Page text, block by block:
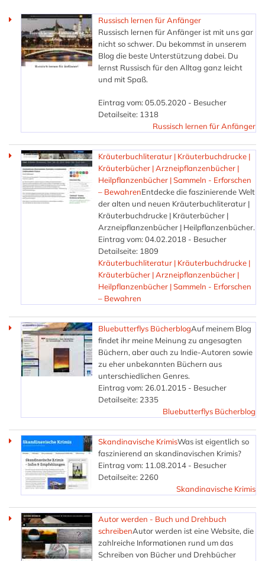
Russisch lernen für Anfänger
Russisch lernen für Anfänger ist mit uns gar
nicht so schwer. Du bekommst in unserem
Blog die beste Unterstützung dabei. Du
lernst Russisch für den Alltag ganz leicht
und mit Spaß.
Eintrag vom: 05.05.2020 - Besucher
Detailseite: 1318
Russisch lernen für Anfänger
Kräuterbuchliteratur | Kräuterbuchdrucke |
Kräuterbücher | Arzneipflanzenbücher |
Heilpflanzenbücher | Sammeln - Erforschen
– BewahrenEntdecke die faszinierende Welt
der alten und neuen Kräuterbuchliteratur |
Kräuterbuchdrucke | Kräuterbücher |
Arzneipflanzenbücher | Heilpflanzenbücher.
Eintrag vom: 04.02.2018 - Besucher
Detailseite: 1809
Kräuterbuchliteratur | Kräuterbuchdrucke |
Kräuterbücher | Arzneipflanzenbücher |
Heilpflanzenbücher | Sammeln - Erforschen
– Bewahren
Bluebutterflys BücherblogAuf meinem Blog
findet ihr meine Meinung zu angesagten
Büchern, aber auch zu Indie-Autoren sowie
zu eher unbekannten Büchern aus
unterschiedlichen Genres.
Eintrag vom: 26.01.2015 - Besucher
Detailseite: 2335
Bluebutterflys Bücherblog
Skandinavische KrimisWas ist eigentlich so
faszinierend an skandinavischen Krimis?
Eintrag vom: 11.08.2014 - Besucher
Detailseite: 2260
Skandinavische Krimis
Autor werden - Buch und Drehbuch
schreibenAutor werden ist eine Website, die
zahlreiche Informationen rund um das
Schreiben von Bücher und Drehbücher